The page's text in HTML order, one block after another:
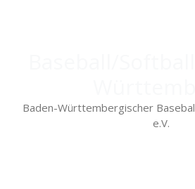
Baden-Württembergischer
e.V.